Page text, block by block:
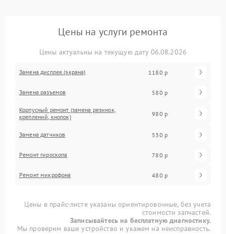
Цены на услуги ремонта
Цены актуальны на текущую дату 06.08.2026
Замена дисплея (экрана) 1180 р
Замена разъемов 580 р
Корпусный ремонт (замена резинок,
креплений, кнопок)
980 р
Замена датчиков 530 р
Ремонт гироскопа 780 р
Ремонт микрофона 480 р
Цены в прайс-листе указаны ориентировочные, без учета
стоимости запчастей.
Записывайтесь на бесплатную диагностику.
Мы проверим ваше устройство и укажем на неисправность.